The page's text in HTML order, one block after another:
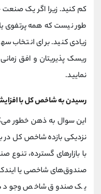
کم کنید. زیرا اگر یک
طور نیست که همه پرتفوی
زیادی کنید. برای انتخاب
ریسک پذیریتان و افق
نمایید.
رسیدن به شاخص کل با
این سوال به ذهن خطور
نزدیکی بازده شاخص کل در
با بازار‌های گسترده،
صندوق‌های شاخصی یا
یک صندوق شاخص وجود